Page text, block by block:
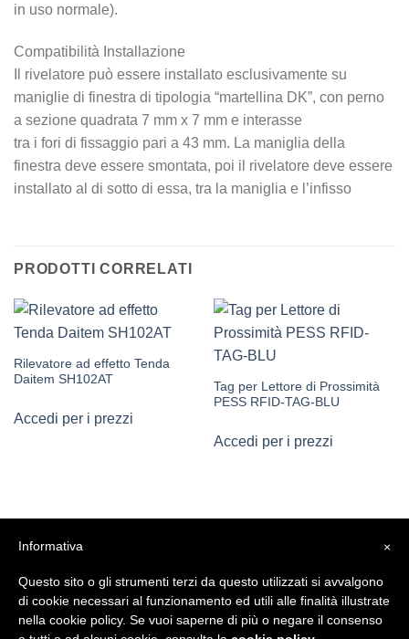
in uso normale).
Compatibilità Installazione
Il rivelatore può essere installato esclusivamente su
maniglie di finestra di tipologia “martellina DK”, con perno
a sezione quadrata 7 mm x 7 mm e interasse
tra i fori di fissaggio pari a 43 mm. La maniglia della
finestra deve essere smontata, poi il rivelatore deve essere
installato al di sotto di essa, tra la maniglia e l’infisso
PRODOTTI CORRELATI
Rilevatore ad effetto Tenda
Daitem SH102AT
Accedi per i prezzi
Tag per Lettore di Prossimità
PESS RFID-TAG-BLU
Accedi per i prezzi
×
Informativa
Questo sito o gli strumenti terzi da questo utilizzati si avvalgono
di cookie necessari al funzionamento ed utili alle finalità illustrate
nella cookie policy. Se vuoi saperne di più o negare il consenso